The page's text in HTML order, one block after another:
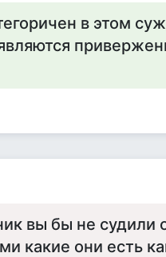
в этом
вы бы не судили
какие они есть